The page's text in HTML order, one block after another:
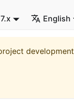
English
development